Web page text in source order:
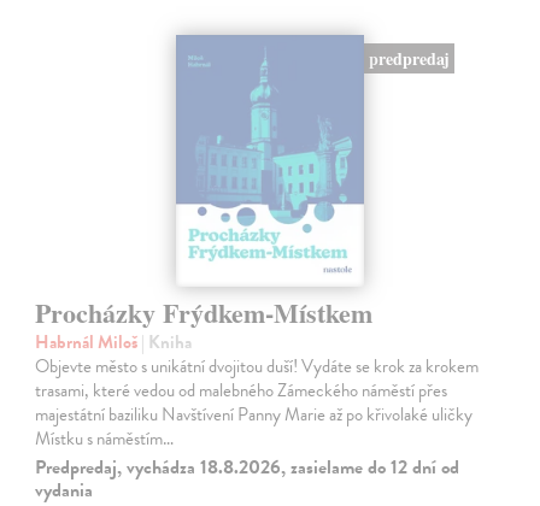
predpredaj
Procházky Frýdkem-Místkem
Habrnál Miloš| Kniha
Objevte město s unikátní dvojitou duší! Vydáte se krok za krokem
trasami, které vedou od malebného Zámeckého náměstí přes
majestátní baziliku Navštívení Panny Marie až po křivolaké uličky
Místku s náměstím…
Predpredaj, vychádza 18.8.2026, zasielame do 12 dní od
vydania